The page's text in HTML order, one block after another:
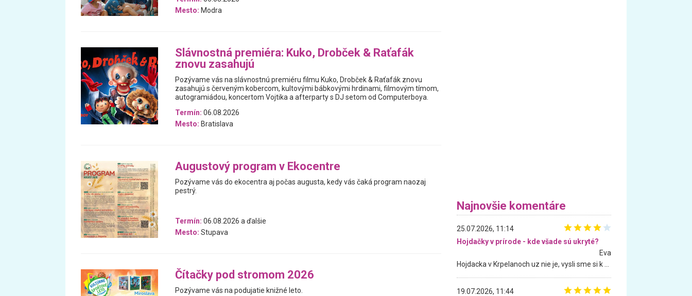
Mesto: Modra
Slávnostná premiéra: Kuko, Drobček & Raťafák
znovu zasahujú
Pozývame vás na slávnostnú premiéru filmu Kuko, Drobček & Raťafák znovu
zasahujú s červeným kobercom, kultovými bábkovými hrdinami, filmovým tímom,
autogramiádou, koncertom Vojtika a afterparty s DJ setom od Computerboya.
Termín: 06.08.2026
Mesto: Bratislava
Augustový program v Ekocentre
Pozývame vás do ekocentra aj počas augusta, kedy vás čaká program naozaj
pestrý.
Termín: 06.08.2026 a ďalšie
Mesto: Stupava
Čítačky pod stromom 2026
Pozývame vás na podujatie knižné leto.
Najnovšie komentáre
25.07.2026, 11:14
Hojdačky v prírode - kde všade sú ukryté?
Eva
19.07.2026, 11:44